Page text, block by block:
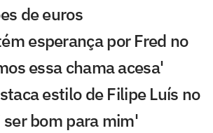
de euros
esperança por Fred no
essa chama acesa'
estilo de Filipe Luís no
ser bom para mim'